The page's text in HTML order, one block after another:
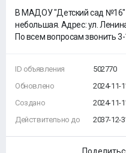
В МАДОУ "Детский сад №16"
небольшая. Адрес: ул.
По всем вопросам звонить
ID объявления
Обновлено
Создано
Действительно до
502770
2024-11-
2024-11-
2037-12-